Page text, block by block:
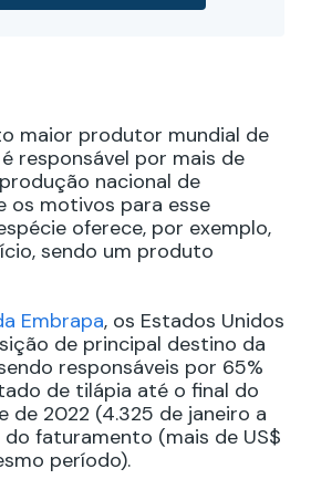
maior produtor mundial de
responsável por mais de
nacional de
os motivos para esse
oferece, por exemplo,
sendo um produto
Embrapa, os Estados Unidos
de principal destino da
responsáveis por 65%
de tilápia até o final do
2022 (4.325 de janeiro a
faturamento (mais de US$
período).